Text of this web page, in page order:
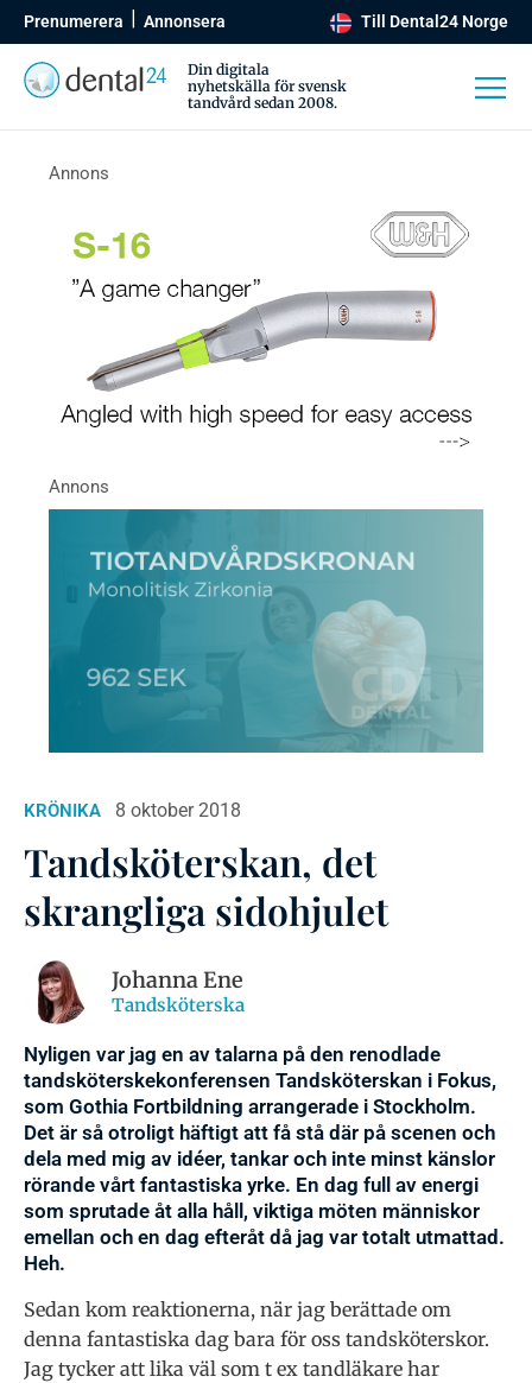
Prenumerera Annonsera Till Dental24 Norge
Din digitala
nyhetskälla för svensk
tandvård sedan 2008.
KRÖNIKA 8 oktober 2018
Tandsköterskan, det
skrangliga sidohjulet
Johanna Ene
Tandsköterska
Nyligen var jag en av talarna på den renodlade
tandsköterskekonferensen Tandsköterskan i Fokus,
som Gothia Fortbildning arrangerade i Stockholm.
Det är så otroligt häftigt att få stå där på scenen och
dela med mig av idéer, tankar och inte minst känslor
rörande vårt fantastiska yrke. En dag full av energi
som sprutade åt alla håll, viktiga möten människor
emellan och en dag efteråt då jag var totalt utmattad.
Heh.
Sedan kom reaktionerna, när jag berättade om
denna fantastiska dag bara för oss tandsköterskor.
Jag tycker att lika väl som t ex tandläkare har